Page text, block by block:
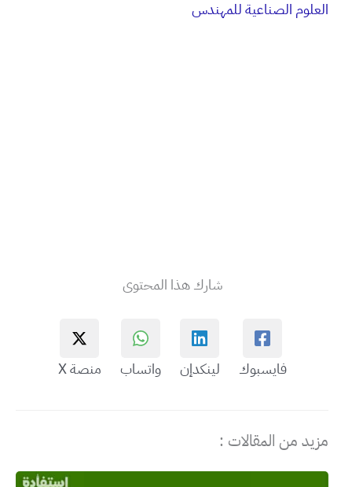
العلوم الصناعية للمهندس
شارك هذا المحتوى
فايسبوك لينكدإن واتساب منصة X
مزيد من المقالات :